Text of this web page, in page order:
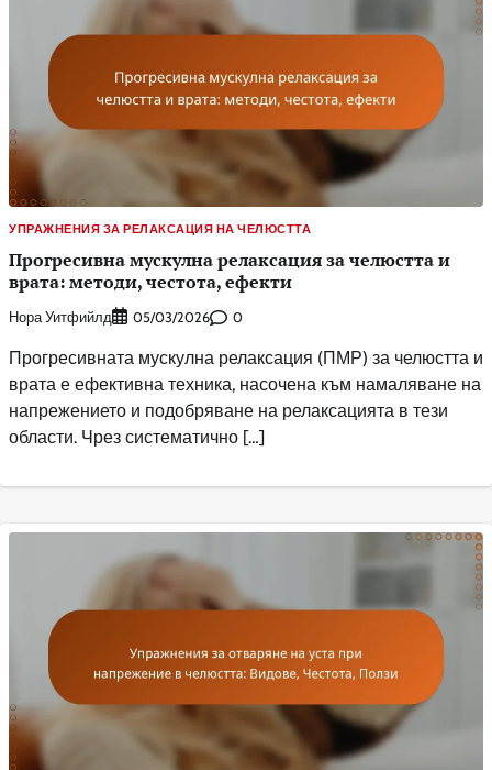
УПРАЖНЕНИЯ ЗА РЕЛАКСАЦИЯ НА ЧЕЛЮСТТА
Прогресивна мускулна релаксация за челюстта и
врата: методи, честота, ефекти
Нора Уитфийлд 05/03/2026 0
Прогресивната мускулна релаксация (ПМР) за челюстта и
врата е ефективна техника, насочена към намаляване на
напрежението и подобряване на релаксацията в тези
области. Чрез систематично […]